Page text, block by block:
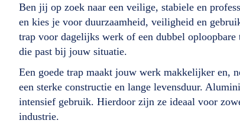
Ben jij op zoek naar een veilige, stabiele en
en kies je voor duurzaamheid, veiligheid en
trap voor dagelijks werk of een dubbel
die past bij jouw situatie.
Een goede trap maakt jouw werk makkelijker en,
een sterke constructie en lange levensduur.
intensief gebruik. Hierdoor zijn ze ideaal voor
industrie.